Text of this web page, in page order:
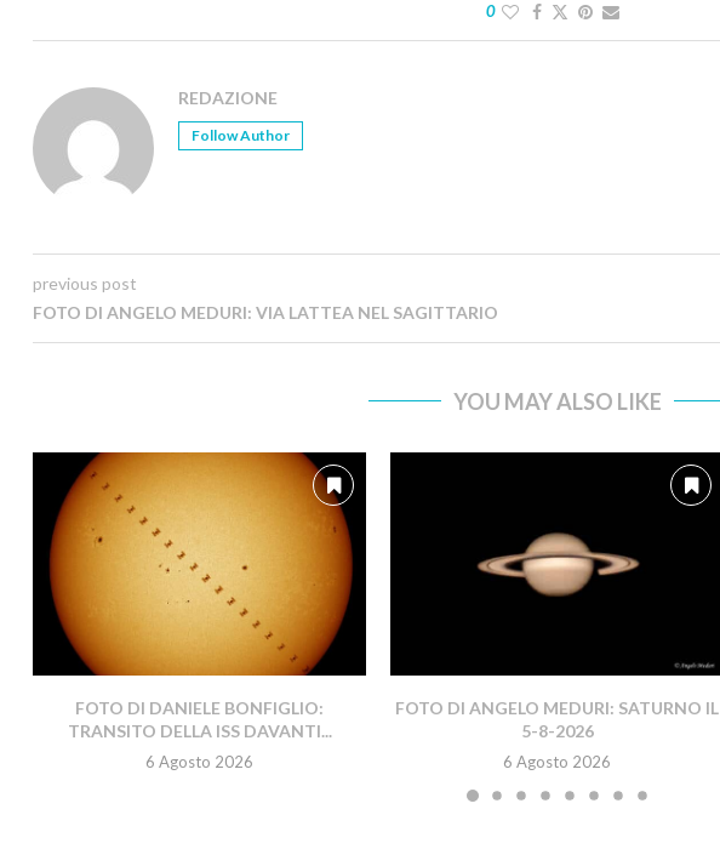
0
REDAZIONE
Follow Author
previous post
FOTO DI ANGELO MEDURI: VIA LATTEA NEL SAGITTARIO
YOU MAY ALSO LIKE
FOTO DI DANIELE BONFIGLIO:
TRANSITO DELLA ISS DAVANTI...
6 Agosto 2026
FOTO DI ANGELO MEDURI: SATURNO IL
5-8-2026
6 Agosto 2026